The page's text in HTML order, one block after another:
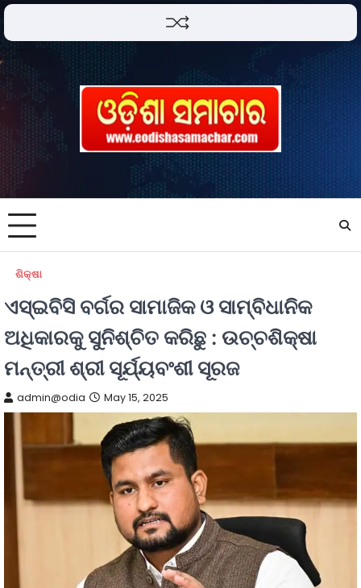
ଶିକ୍ଷା
ଏସ୍‌ଇବିସି ବର୍ଗର ସାମାଜିକ ଓ ସାମ୍ବିଧାନିକ
ଅଧିକାରକୁ ସୁନିଶ୍ଚିତ କରିଛୁ : ଉଚ୍ଚଶିକ୍ଷା
ମନ୍ତ୍ରୀ ଶ୍ରୀ ସୂର୍ଯ୍ୟବଂଶୀ ସୂରଜ
admin@odia May 15, 2025